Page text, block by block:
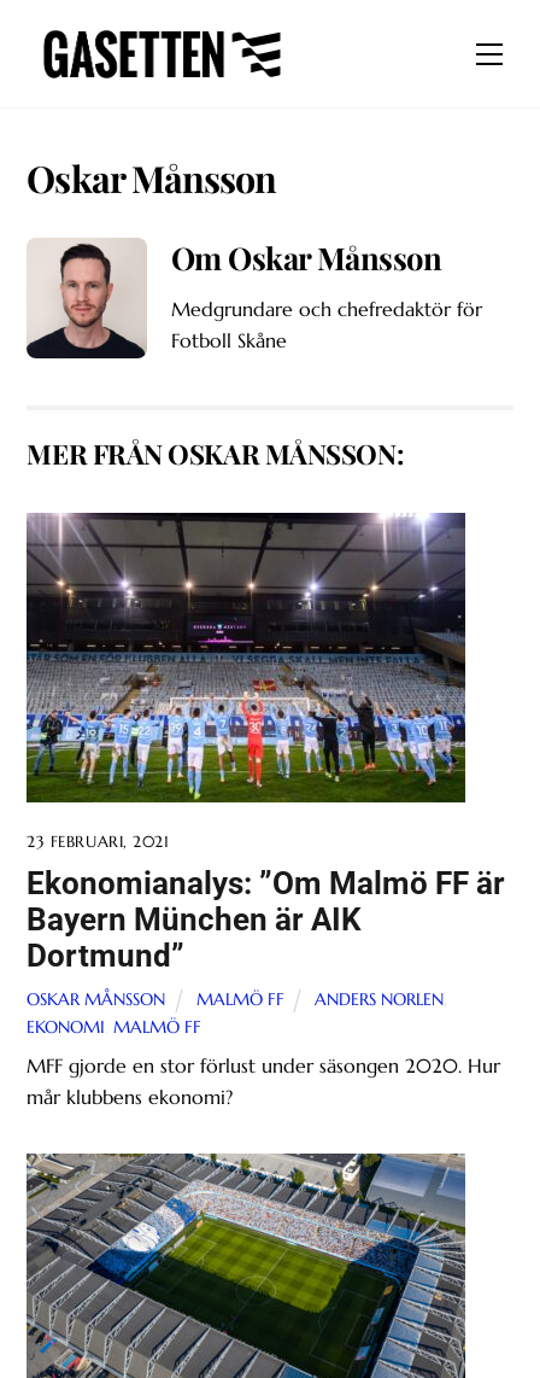
content
Oskar Månsson
Om Oskar Månsson
Medgrundare och chefredaktör för
Fotboll Skåne
MER FRÅN OSKAR MÅNSSON:
23 FEBRUARI, 2021
Ekonomianalys: ”Om Malmö FF är
Bayern München är AIK
Dortmund”
OSKAR MÅNSSON MALMÖ FF ANDERS NORLEN,
EKONOMI,MALMÖ FF
MFF gjorde en stor förlust under säsongen 2020. Hur
mår klubbens ekonomi?